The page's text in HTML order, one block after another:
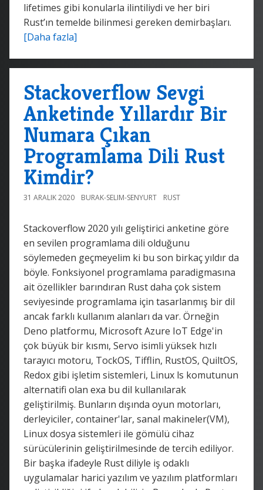
lifetimes gibi konularla ilintiliydi ve her biri
Rust’ın temelde bilinmesi gereken demirbaşları.
[Daha fazla]
Stackoverflow Sevgi
Anketinde Yıllardır Bir
Numara Çıkan
Programlama Dili Rust
Kimdir?
31 ARALIK 2020 BURAK-SELIM-SENYURT RUST
Stackoverflow 2020 yılı geliştirici anketine göre
en sevilen programlama dili olduğunu
söylemeden geçmeyelim ki bu son birkaç yıldır da
böyle. Fonksiyonel programlama paradigmasına
ait özellikler barındıran Rust daha çok sistem
seviyesinde programlama için tasarlanmış bir dil
ancak farklı kullanım alanları da var. Örneğin
Deno platformu, Microsoft Azure IoT Edge'in
çok büyük bir kısmı, Servo isimli yüksek hızlı
tarayıcı motoru, TockOS, Tifflin, RustOS, QuiltOS,
Redox gibi işletim sistemleri, Linux ls komutunun
alternatifi olan exa bu dil kullanılarak
geliştirilmiş. Bunların dışında oyun motorları,
derleyiciler, container'lar, sanal makineler(VM),
Linux dosya sistemleri ile gömülü cihaz
sürücülerinin geliştirilmesinde de tercih ediliyor.
Bir başka ifadeyle Rust diliyle iş odaklı
uygulamalar harici yazılım ve yazılım platformları